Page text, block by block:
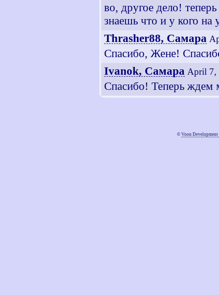
во, другое дело!
знаешь что и у кого на
Thrasher88, Самара
Спасибо, Жене!
Ivanok, Самара April 7,
Спасибо! Теперь ждем
© Voon Development